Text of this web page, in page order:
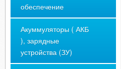
обеспечение
Акуммуляторы ( АКБ
), зарядные
устройства (ЗУ)